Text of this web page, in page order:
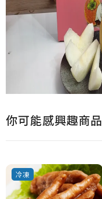
你可能感興趣商品
冷凍